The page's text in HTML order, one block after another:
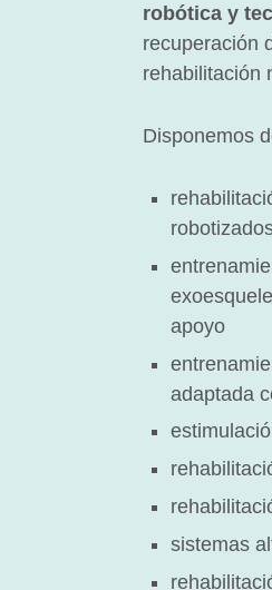
robótica y
recuperación
rehabilitación
Disponemos
apoyo
adaptada
sistemas